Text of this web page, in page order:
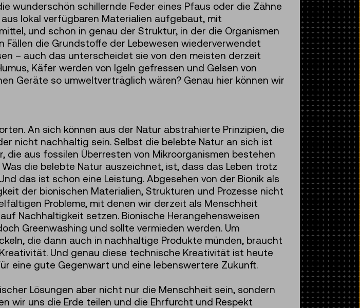
wunderschön schillernde Feder eines Pfaus oder die Zähne
lokal verfügbaren Materialien aufgebaut, mit
und schon in genau der Struktur, in der die Organismen
Fällen die Grundstoffe der Lebewesen wiederverwendet
– auch das unterscheidet sie von den meisten derzeit
Käfer werden von Igeln gefressen und Gelsen von
Geräte so umweltverträglich wären? Genau hier können wir
An sich können aus der Natur abstrahierte Prinzipien, die
nicht nachhaltig sein. Selbst die belebte Natur an sich ist
die aus fossilen Überresten von Mikroorganismen bestehen
die belebte Natur auszeichnet, ist, dass das Leben trotz
das ist schon eine Leistung. Abgesehen von der Bionik als
der bionischen Materialien, Strukturen und Prozesse nicht
Probleme, mit denen wir derzeit als Menschheit
Nachhaltigkeit setzen. Bionische Herangehensweisen
Greenwashing und sollte vermieden werden. Um
die dann auch in nachhaltige Produkte münden, braucht
Und genau diese technische Kreativität ist heute
eine gute Gegenwart und eine lebenswertere Zukunft.
Lösungen aber nicht nur die Menschheit sein, sondern
wir uns die Erde teilen und die Ehrfurcht und Respekt